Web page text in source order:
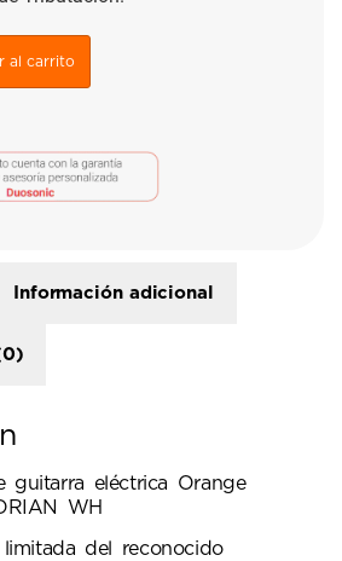
al carrito
Información adicional
guitarra eléctrica Orange
WH
del reconocido